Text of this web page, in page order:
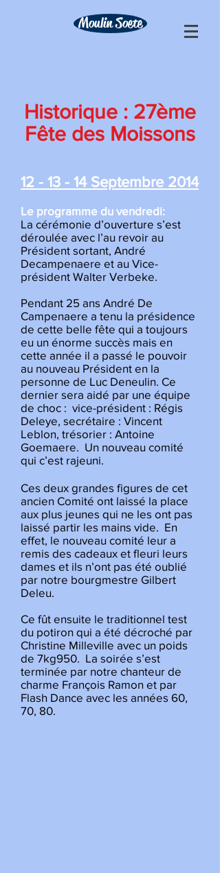
Moulin Soete
Historique : 27ème
Fête des Moissons
12 - 13 - 14 Septembre 2014
Le programme du vendredi:
La cérémonie d’ouverture s’est
déroulée avec l’au revoir au
Président sortant, André
Decampenaere et au Vice-
président Walter Verbeke.
Pendant 25 ans André De
Campenaere a tenu la présidence
de cette belle fête qui a toujours
eu un énorme succès mais en
cette année il a passé le pouvoir
au nouveau Président en la
personne de Luc Deneulin. Ce
dernier sera aidé par une équipe
de choc : vice-président : Régis
Deleye, secrétaire : Vincent
Leblon, trésorier : Antoine
Goemaere. Un nouveau comité
qui c’est rajeuni.
Ces deux grandes figures de cet
ancien Comité ont laissé la place
aux plus jeunes qui ne les ont pas
laissé partir les mains vide. En
effet, le nouveau comité leur a
remis des cadeaux et fleuri leurs
dames et ils n’ont pas été oublié
par notre bourgmestre Gilbert
Deleu.
Ce fût ensuite le traditionnel test
du potiron qui a été décroché par
Christine Milleville avec un poids
de 7kg950. La soirée s’est
terminée par notre chanteur de
charme François Ramon et par
Flash Dance avec les années 60,
70, 80.